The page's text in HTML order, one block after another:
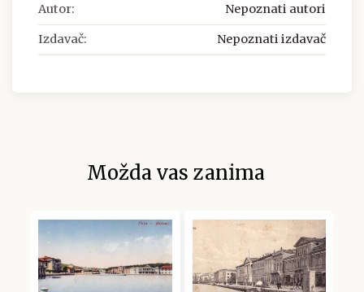
Autor: Nepoznati autori
Izdavač: Nepoznati izdavač
Možda vas zanima